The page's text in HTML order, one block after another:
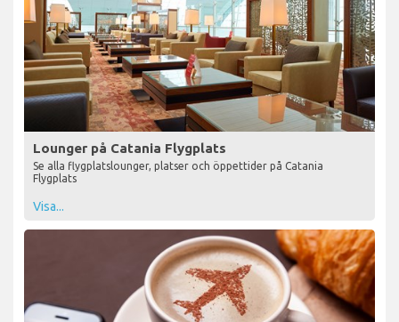
Lounger på Catania Flygplats
Se alla flygplatslounger, platser och öppettider på Catania
Flygplats
Visa...